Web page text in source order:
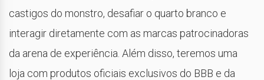
castigos do monstro, desafiar o quarto branco e
interagir diretamente com as marcas patrocinadoras
da arena de experiência. Além disso, teremos uma
loja com produtos oficiais exclusivos do BBB e da